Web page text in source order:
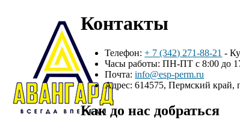
Контакты
Телефон:+ 7 (342) 271-88-21 -
Часы работы: ПН-ПТ с 8:00 до
Почта:info@esp-perm.ru
Адрес: 614575, Пермский
Как до нас добраться